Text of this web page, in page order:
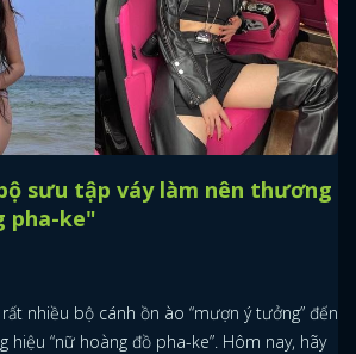
sưu tập váy làm nên thương
pha-ke"
nhiều bộ cánh ồn ào “mượn ý tưởng” đến
“nữ hoàng đồ pha-ke”. Hôm nay, hãy